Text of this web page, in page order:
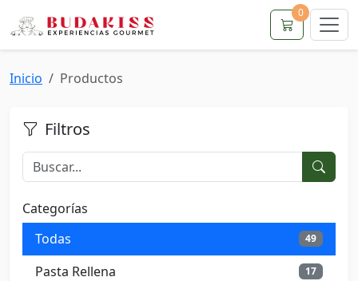
0
Inicio Productos
Filtros
Categorías
Todas
49
Pasta Rellena 17